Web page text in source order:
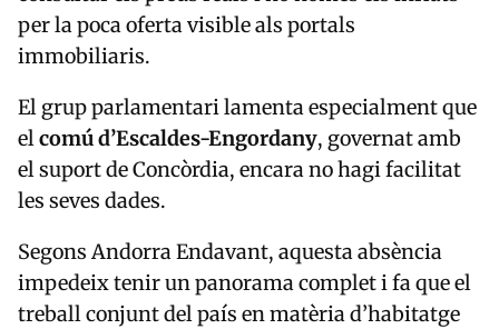
per la poca oferta visible als portals
immobiliaris.
El grup parlamentari lamenta especialment que
elcomú d’Escaldes-Engordany, governat amb
el suport de Concòrdia, encara no hagi facilitat
les seves dades.
Segons Andorra Endavant, aquesta absència
impedeix tenir un panorama complet i fa que el
treball conjunt del país en matèria d’habitatge